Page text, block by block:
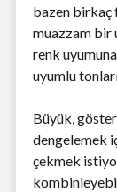
bazen birkaç
muazzam bir
renk
uyumlu
Büyük,
dengelemek
çekmek